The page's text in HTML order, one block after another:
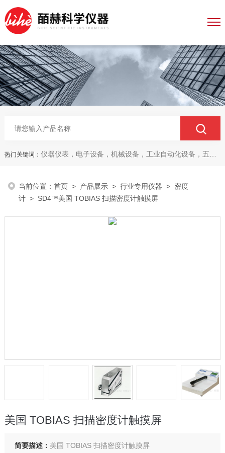
热门关键词： 仪器仪表，电子设备，机械设备，工业自动化设备，五金产品，电线电缆，金属材料，电子
当前位置：首页 > 产品展示 >行业专用仪器 > 密度
计 > SD4™美国 TOBIAS 扫描密度计触摸屏
美国 TOBIAS 扫描密度计触摸屏
简要描述： 美国 TOBIAS 扫描密度计触摸屏